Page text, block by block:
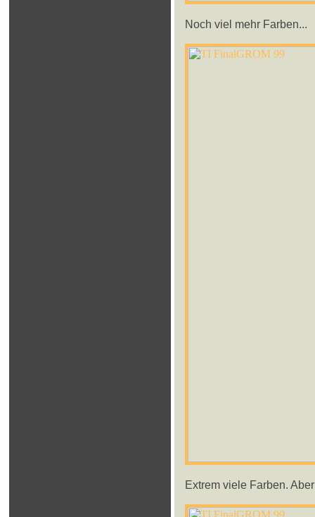
Noch viel mehr Farben...
Extrem viele Farben.